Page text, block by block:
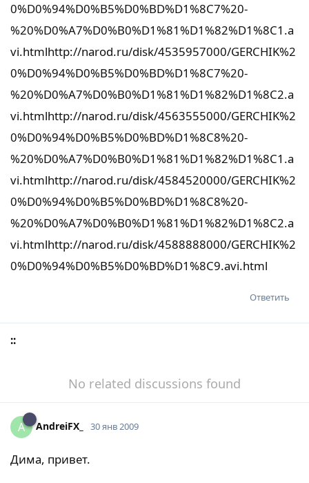
0%D0%94%D0%B5%D0%BD%D1%8C7%20-
%20%D0%A7%D0%B0%D1%81%D1%82%D1%8C1.a
vi.htmlhttp://narod.ru/disk/4535957000/GERCHIK%2
0%D0%94%D0%B5%D0%BD%D1%8C7%20-
%20%D0%A7%D0%B0%D1%81%D1%82%D1%8C2.a
vi.htmlhttp://narod.ru/disk/4563555000/GERCHIK%2
0%D0%94%D0%B5%D0%BD%D1%8C8%20-
%20%D0%A7%D0%B0%D1%81%D1%82%D1%8C1.a
vi.htmlhttp://narod.ru/disk/4584520000/GERCHIK%2
0%D0%94%D0%B5%D0%BD%D1%8C8%20-
%20%D0%A7%D0%B0%D1%81%D1%82%D1%8C2.a
vi.htmlhttp://narod.ru/disk/4588888000/GERCHIK%2
0%D0%94%D0%B5%D0%BD%D1%8C9.avi.html
Ответить
::
No related discussions found
A AndreiFX_ 30 янв 2009
Дима, привет.